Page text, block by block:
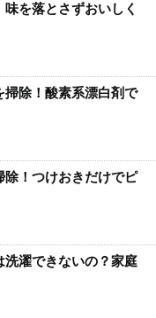
を落とさずおいしく
除！酸素系漂白剤で
！つけおきだけでピ
洗濯できないの？家庭